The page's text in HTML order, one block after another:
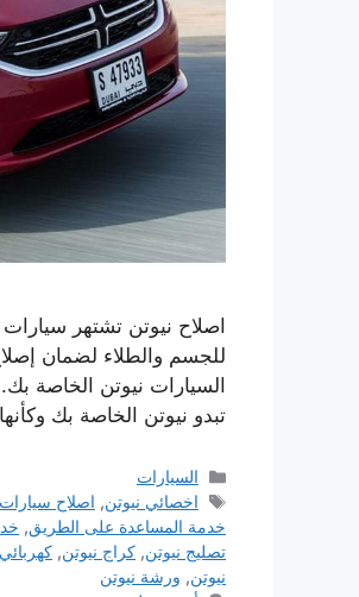
اصلاح نيوتن تشتهر سيارات
للجسم والطلاء لضمان
السيارات نيوتن الخاصة
تبدو نيوتن الخاصة بك
التصنيفات
السيارات
الوسوم
اخصائي نيوتن, اصلاح
خدمة المساعدة على الطريق,
تصليج نيوتن, كراج نيوتن,
نيوتن, ورشة نيوتن